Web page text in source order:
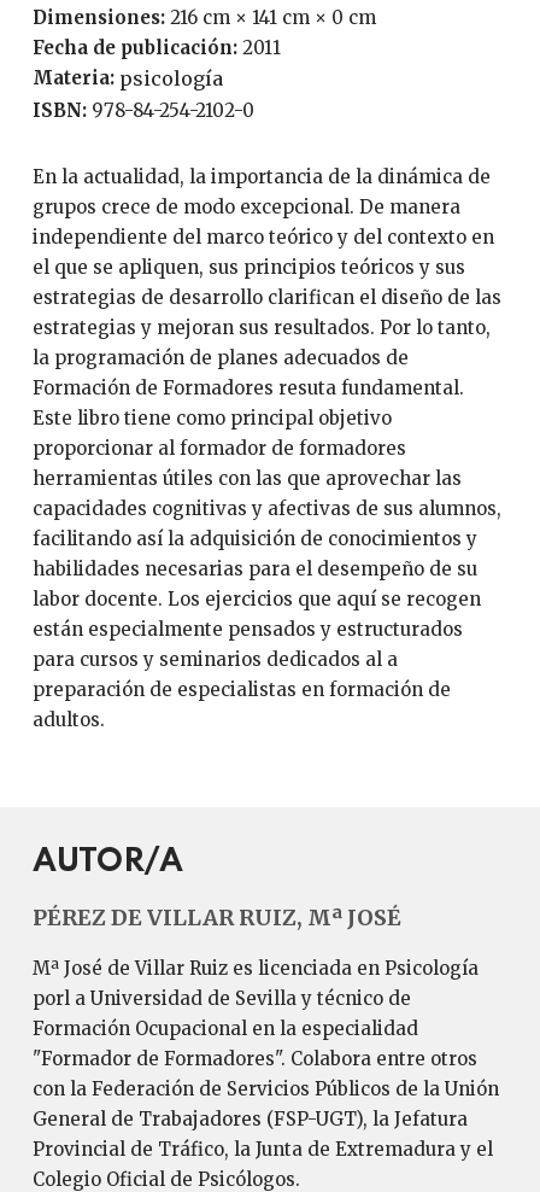
Dimensiones: 216 cm × 141 cm × 0 cm
Fecha de publicación:
2011
Materia: psicología
ISBN: 978-84-254-2102-0
En la actualidad, la importancia de la dinámica de
grupos crece de modo excepcional. De manera
independiente del marco teórico y del contexto en
el que se apliquen, sus principios teóricos y sus
estrategias de desarrollo clarifican el diseño de las
estrategias y mejoran sus resultados. Por lo tanto,
la programación de planes adecuados de
Formación de Formadores resuta fundamental.
Este libro tiene como principal objetivo
proporcionar al formador de formadores
herramientas útiles con las que aprovechar las
capacidades cognitivas y afectivas de sus alumnos,
facilitando así la adquisición de conocimientos y
habilidades necesarias para el desempeño de su
labor docente. Los ejercicios que aquí se recogen
están especialmente pensados y estructurados
para cursos y seminarios dedicados al a
preparación de especialistas en formación de
adultos.
AUTOR/A
PÉREZ DE VILLAR RUIZ, Mª JOSÉ
Mª José de Villar Ruiz es licenciada en Psicología
porl a Universidad de Sevilla y técnico de
Formación Ocupacional en la especialidad
"Formador de Formadores". Colabora entre otros
con la Federación de Servicios Públicos de la Unión
General de Trabajadores (FSP-UGT), la Jefatura
Provincial de Tráfico, la Junta de Extremadura y el
Colegio Oficial de Psicólogos.